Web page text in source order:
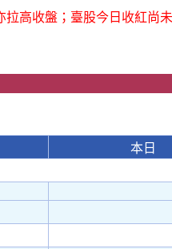
高收盤；臺股今日收紅尚
本日